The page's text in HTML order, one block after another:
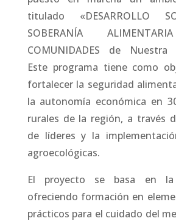
titulado «DESARROLLO
SOBERANÍA
COMUNIDADES de Nuestra
Este programa tiene como
fortalecer la seguridad
la autonomía económica en
rurales de la región, a través
de líderes y la
agroecológicas.
El proyecto se basa en la
ofreciendo formación en
prácticos para el cuidado del